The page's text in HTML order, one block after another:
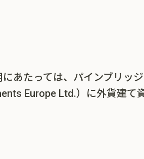
あたっては、パインブリッ
Europe Ltd.）に外貨建て